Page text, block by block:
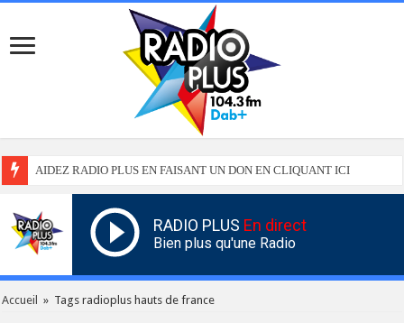
AIDEZ RADIO PLUS EN FAISANT UN DON EN CLIQUANT ICI
RADIO PLUS En direct
Bien plus qu'une Radio
Accueil » Tags radioplus hauts de france